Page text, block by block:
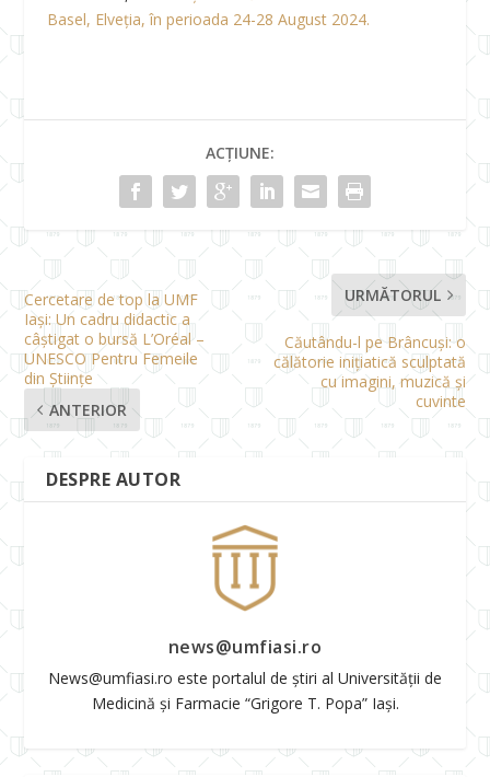
Basel, Elveția, în perioada 24-28 August 2024.
ACȚIUNE:
Cercetare de top la UMF
Iași: Un cadru didactic a
câștigat o bursă L’Oréal –
UNESCO Pentru Femeile
din Științe
ANTERIOR
URMĂTORUL
Căutându-l pe Brâncuși: o
călătorie inițiatică sculptată
cu imagini, muzică și
cuvinte
DESPRE AUTOR
news@umfiasi.ro
News@umfiasi.ro este portalul de știri al Universității de
Medicină și Farmacie “Grigore T. Popa” Iași.